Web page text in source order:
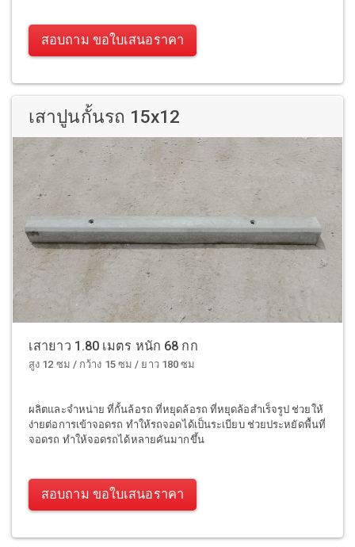
สอบถาม ขอใบเสนอราคา
เสาปูนกั้นรถ 15x12
เสายาว 1.80 เมตร หนัก 68 กก
สูง 12 ซม / กว้าง 15 ซม / ยาว 180 ซม
ผลิตและจำหน่าย ที่กั้นล้อรถ ที่หยุดล้อรถ ที่หยุดล้อสำเร็จรูป ช่วยให้
ง่ายต่อการเข้าจอดรถ ทำให้รถจอดได้เป็นระเบียบ ช่วยประหยัดพื้นที่
จอดรถ ทำให้จอดรถได้หลายคันมากขึ้น
สอบถาม ขอใบเสนอราคา